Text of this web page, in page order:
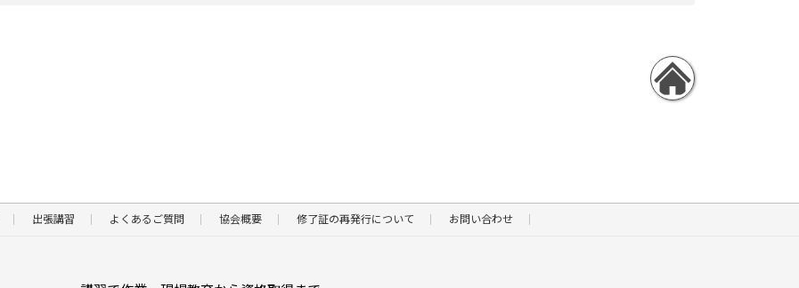
出張講習 よくあるご質問 協会概要 修了証の再発行について お問い合わせ